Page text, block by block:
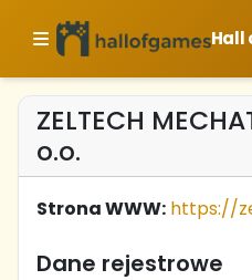
Hall
ZELTECH
o.o.
Strona WWW: https://
Dane rejestrowe